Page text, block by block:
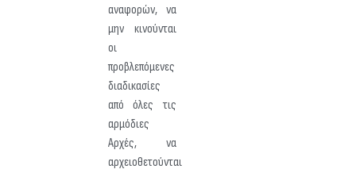
αναφορών, να
μην κινούνται
οι
προβλεπόμενες
διαδικασίες
από όλες τις
αρμόδιες
Αρχές, να
αρχειοθετούνται